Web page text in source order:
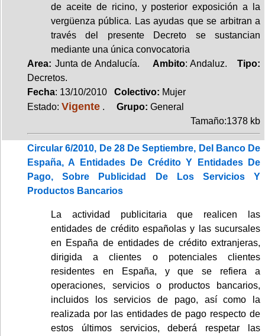
de aceite de ricino, y posterior exposición a la
vergüenza pública. Las ayudas que se arbitran a
través del presente Decreto se sustancian
mediante una única convocatoria
Area: Junta de Andalucía. Ambito: Andaluz.Tipo:
Decretos.
Fecha: 13/10/2010 Colectivo: Mujer
Estado: Vigente . Grupo: General
Tamaño:1378 kb
Circular 6/2010, De 28 De Septiembre, Del Banco De
España, A Entidades De Crédito Y Entidades De
Pago, Sobre Publicidad De Los Servicios Y
Productos Bancarios
La actividad publicitaria que realicen las
entidades de crédito españolas y las sucursales
en España de entidades de crédito extranjeras,
dirigida a clientes o potenciales clientes
residentes en España, y que se refiera a
operaciones, servicios o productos bancarios,
incluidos los servicios de pago, así como la
realizada por las entidades de pago respecto de
estos últimos servicios, deberá respetar las